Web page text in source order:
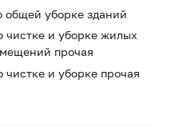
общей уборке зданий
чистке и уборке жилых
прочая
чистке и уборке прочая